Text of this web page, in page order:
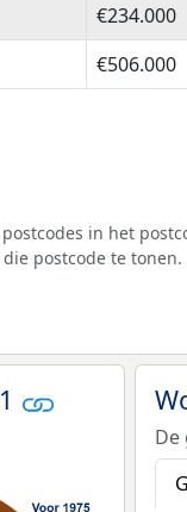
€234.000
€506.000
in het
postcode te tonen.
De